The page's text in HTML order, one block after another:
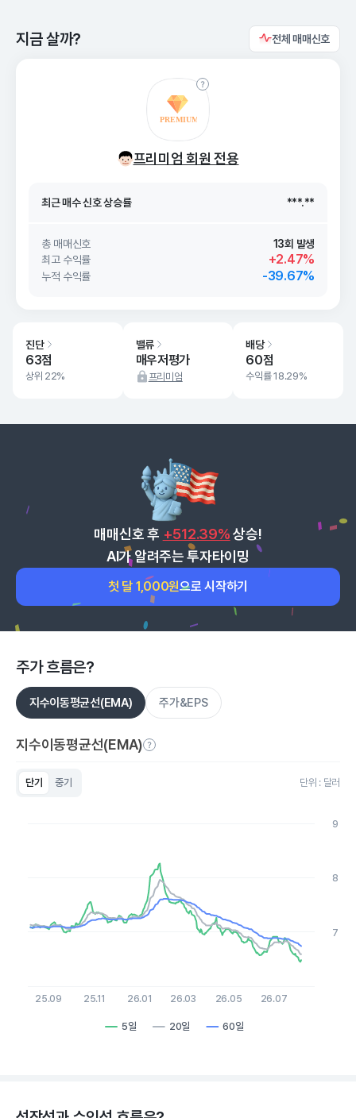
지금 살까? 전체 매매신호
프리미엄 회원 전용
26. 08/08
최근 매수 신호 상승률 ***.**
최근 매수 신호 ***.**
총 매매신호
13회 발생
최고 수익률
+2.47%
누적 수익률 -39.67%
진단
63점
상위 22%
밸류
매우저평가
프리미엄
배당
60점
수익률 18.29%
매매신호 후 +512.39% 상승!
AI가 알려주는 투자타이밍
첫 달 1,000원으로 시작하기
주가 흐름은?
지수이동평균선(EMA) 주가&EPS
지수이동평균선(EMA)
단기 중기 단위 : 달러
The chart has 1 Y axis displaying values. Data ranges from
5일 20일 60일
25.09 25.11 26.01 26.03 26.05 26.07
7
8
9